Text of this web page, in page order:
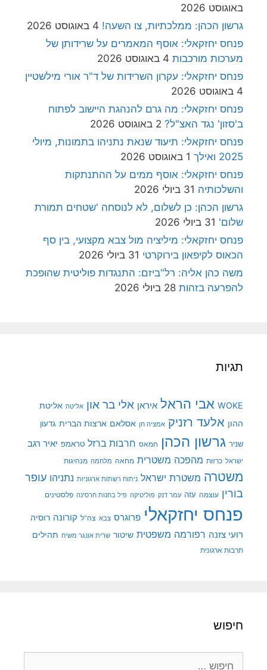
באוגוסט 2026
גרשון הכהן: ממלכתיות, צו השעה! 4 באוגוסט 2026
פנחס יחזקאלי: אוסף המאמרים על שרידותן של
מערכות מורכבות 4 באוגוסט 2026
פנחס יחזקאלי: עקרון השרידות של ד"ר אורי מילשטיין
4 באוגוסט 2026
פנחס יחזקאלי: מה גרם להנהגת היישוב לפתוח
ב'סזון' נגד האצ"ל? 2 באוגוסט 2026
פנחס יחזקאלי: תיעוד שנאת נתניהו בתמונות, מיולי
2025 ואילך
1 באוגוסט 2026
פנחס יחזקאלי: אוסף ממים על ההתנתקות
והשלכותיה 31 ביולי 2026
גרשון הכהן: כן לשלום, לא לנוסחה 'שטחים תמורת
שלום' 31 ביולי 2026
פנחס יחזקאלי: מיליציה מול צבא מקצועי, בין סף
הכאוס לקיפאון בירוקרטי 31 ביולי 2026
משה כהן אליה: רל"ביזם: התנגדות פוליטית שהופכת
להפרעה בזהות 28 ביולי 2026
תגיות
WOKE אבי הראל איראן אלי בר און אליטה אליטת
ההון אלעד רזניק אמציה חן אסלאם ארצות הברית גדעון
שניר גרשון הכהן חמאס חרבות ברזל טראמפ יאיר רגב
ישראל כרזות מהפכה משטרית מחאה מלחמה מנהיגות
משטרה משטרת ישראל ניתוח רשתות ארגוניות נתניהו עופר
בורין עוצמה עזה עמר דנק פוליטיקה פיל בחנות חרסינה פלסטינים
פנחס יחזקאלי פרוגרס צבא צה"ל קורונה רוסיה
רועי צזנה רפורמה משפטית שיטור שרית אונגר משיח תהילים
תרבות ארגונית
חיפוש